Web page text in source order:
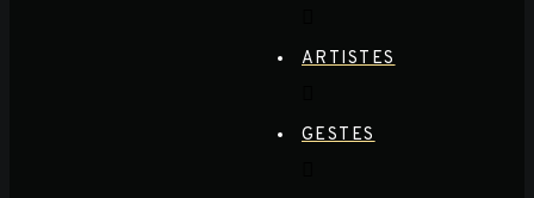
ARTISTES
GESTES